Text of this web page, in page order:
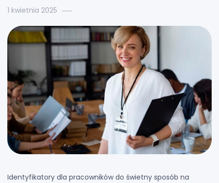
1 kwietnia 2025
Identyfikatory dla pracowników do świetny sposób na